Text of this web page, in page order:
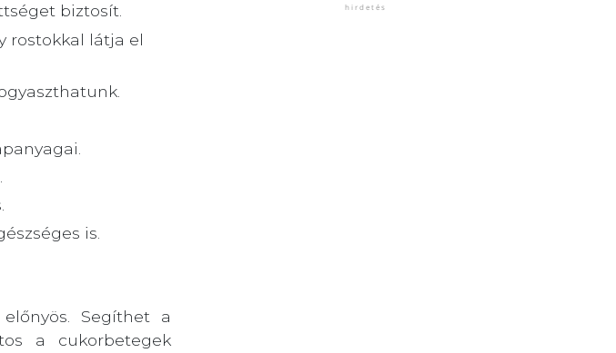
biztosít.
rostokkal látja el
is.
Segíthet a
a cukorbetegek